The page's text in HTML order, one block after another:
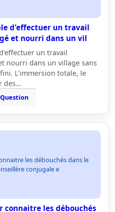
d'effectuer un travail
et nourri dans un vil
un travail
nourri dans un village sans
L'immersion totale, le
des…
les débouchés dans le
conjugale e
connaitre les débouchés